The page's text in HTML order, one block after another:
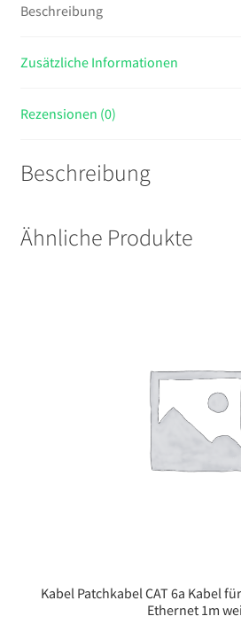
50xM6
Menge
Beschreibung
Zusätzliche Informationen
Rezensionen (0)
Beschreibung
Ähnliche Produkte
Kabel Patchkabel CAT 6a Kabel
Ethernet 1m